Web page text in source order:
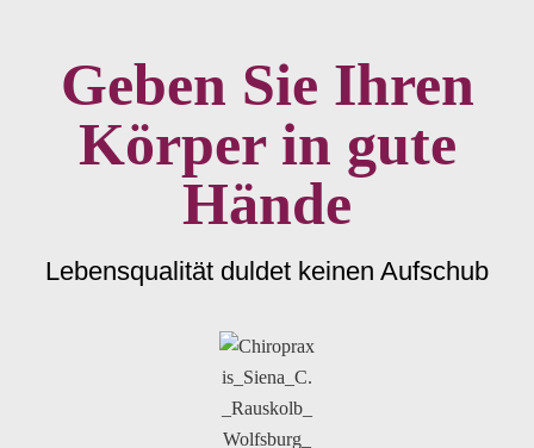
Geben Sie Ihren
Körper in gute
Hände
Lebensqualität duldet keinen Aufschub